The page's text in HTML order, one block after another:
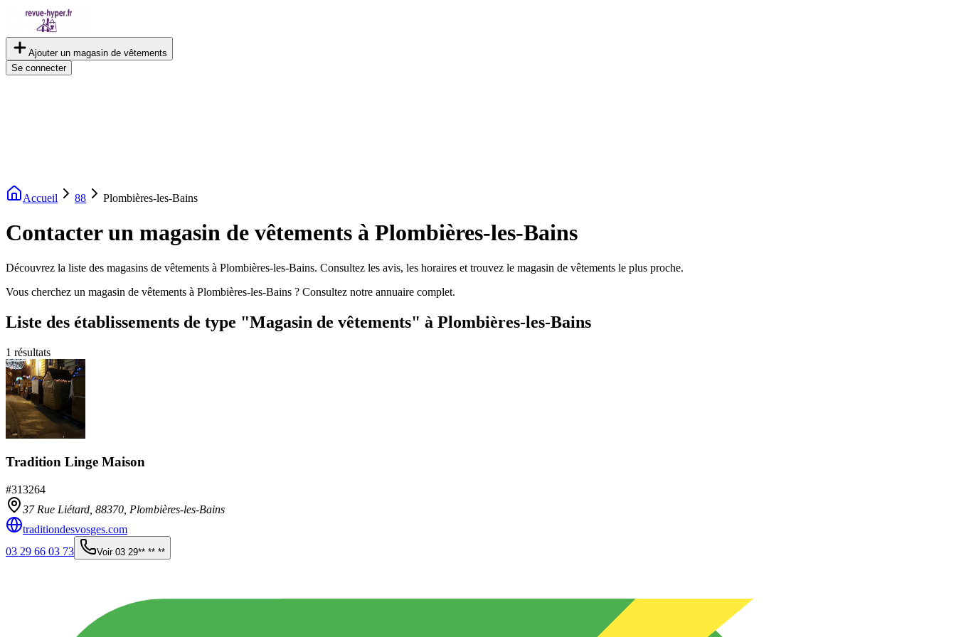
Ajouter un magasin de vêtements
Se connecter
Accueil 88 Plombières-les-Bains
Contacter un magasin de vêtements à Plombières-les-Bains
Découvrez la liste des magasins de vêtements à Plombières-les-Bains. Consultez les avis, les horaires et trouvez le magasin de vêtements le plus proche.
Vous cherchez un magasin de vêtements à Plombières-les-Bains ? Consultez notre annuaire complet.
Liste des établissements de type "Magasin de vêtements" à Plombières-les-Bains
1 résultats
Tradition Linge Maison
#313264
37 Rue Liétard, 88370 Plombières-les-Bains
traditiondesvosges.com
03 29 66 03 73
Voir 03 29** ** **